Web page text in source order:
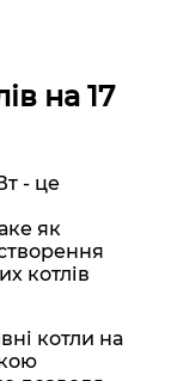
на 17
- це
як
котлів
котли на